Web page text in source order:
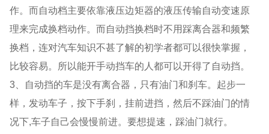
作。而自动档主要依靠液压边矩器的液压传输自动变速原
理来完成换档动作。而自动挡换档时不用踩离合器和频繁
换档，连对汽车知识不甚了解的初学者都可以很快掌握，
比较容易。所以能开手动挡车的人都可以开得了自动挡。
3、自动挡的车是没有离合器，只有油门和刹车。起步一
样，发动车子，按下手刹，挂前进挡，然后不踩油门的情
况下,车子自己会慢慢前进。要想提速，踩油门就行。